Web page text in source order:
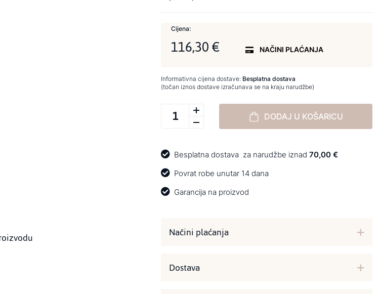
Cijena:
116,30 € NAČINI PLAĆANJA
Informativna cijena dostave: Besplatna dostava
(točan iznos dostave izračunava se na kraju narudžbe)
DODAJ U KOŠARICU
Besplatna dostava za narudžbe iznad 70,00 €
Povrat robe unutar 14 dana
Garancija na proizvod
Načini plaćanja
Dostava